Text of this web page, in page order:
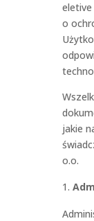
eletive
o
jakie
o.o.